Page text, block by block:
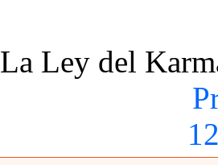
La Ley del
1